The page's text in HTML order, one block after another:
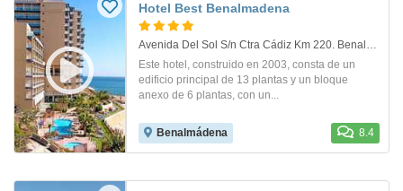
Hotel Best Benalmadena
Avenida Del Sol S/n Ctra Cádiz Km 220. Benalmadena
Este hotel, construido en 2003, consta de un
edificio principal de 13 plantas y un bloque
anexo de 6 plantas, con un...
Benalmádena 8.4